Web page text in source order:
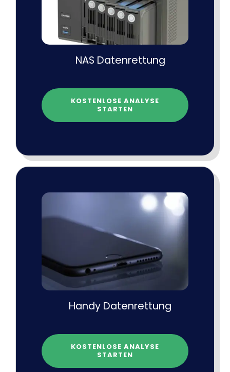
NAS Datenrettung
KOSTENLOSE ANALYSE
STARTEN
Handy Datenrettung
KOSTENLOSE ANALYSE
STARTEN